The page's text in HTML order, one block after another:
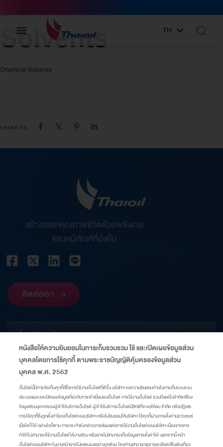
TH
EN
Chemical
Solvents
Chemical Solvents
SHARE ON
สร้างสรรค์คุณภาพชีวิตด้วยพลังงาน
และเคมีภัณฑ์ที่ยั่งยืน
ติดต่อเรา
เกี่ยวกับองค์กร
ข้อมูลที่เกี่ยวข้อง
ลิงก์
แผนผังเว็บไซต์ศูนย์ความเป็นส่วนตัวนโยบายคุกกี้มาตรการแจ้งเตือน
หนังสือให้ความยินยอมในการเก็บรวบรวม ใช้ และเปิดเผยข้อมูลส่วน
บุคคลโดยการใช้คุกกี้ ตามพระราชบัญญัติคุ้มครองข้อมูลส่วน
บุคคล พ.ศ. 2562
เว็บไซต์นี้มีการจัดเก็บคุกกี้เพื่อการใช้งานเว็บไซต์ที่ดีขึ้น บริษัทฯ ขอความยินยอมท่านในการเก็บรวบรวม
ประมวลผล และเปิดเผยข้อมูลเกี่ยวกับการเข้าเยี่ยมชมเว็บไซต์ การใช้งานเว็บไซต์ รวมถึงแต่ไม่จำกัดเพียง
ข้อมูลส่วนบุคคลของผู้เข้าใช้บริการเว็บไซต์ ผู้เข้าใช้บริการเว็บไซต์มีสิทธิที่จะขอให้ลบ จำกัด หรือปฏิเสธ
การใช้คุกกี้ซึ่งถูกตั้งค่าโดยเว็บไซต์ของบริษัทฯ หรือไม่ยินยอมให้บริษัทฯ ใช้คุกกี้ผ่านการตั้งค่าบราวเซอร์
เมื่อใดก็ได้ อย่างไรก็ตาม การกระทำดังกล่าวอาจส่งผลต่อการใช้งานเว็บไซต์ของบริษัทฯ เนื่องจากอาจ
ทำให้ไม่สามารถใช้งานเว็บไซต์ได้บางส่วน หรืออาจไม่สามารถเก็บข้อมูลการตั้งค่าได้ นอกจากนี้ หน้า
เว็บไซต์ของบริษัทฯ ในบางหน้าอาจไม่แสดงผลอย่างถูกต้อง โดยท่านสามารถดูรายละเอียดเพิ่มเติมเกี่ยว